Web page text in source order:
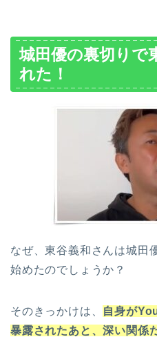
城田優の裏切りで
れた！
なぜ、東谷義和さんは城田
始めたのでしょうか？
そのきっかけは、 自身が
暴露されたあと、深い関係